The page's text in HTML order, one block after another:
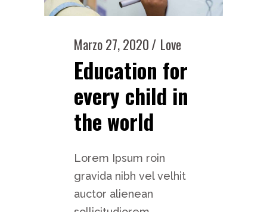
Marzo 27, 2020 Love
Education for
every child in
the world
Lorem Ipsum roin
gravida nibh vel velhit
auctor alienean